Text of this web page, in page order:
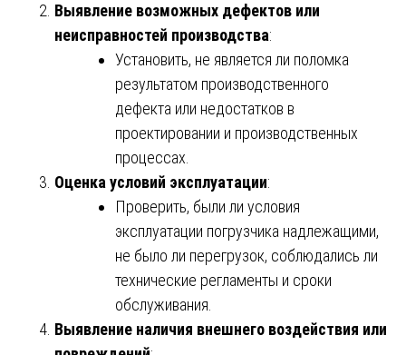
Выявление возможных дефектов или
неисправностей производства:
Установить, не является ли поломка
результатом производственного
дефекта или недостатков в
проектировании и производственных
процессах.
Оценка условий эксплуатации:
Проверить, были ли условия
эксплуатации погрузчика надлежащими,
не было ли перегрузок, соблюдались ли
технические регламенты и сроки
обслуживания.
Выявление наличия внешнего воздействия или